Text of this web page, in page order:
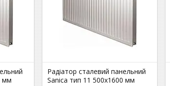
мм
Радіатор сталевий панельний
Sanica тип 11 500х1600 мм